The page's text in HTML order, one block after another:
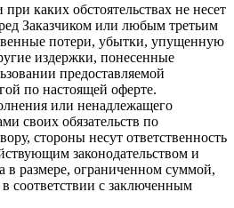
каких обстоятельствах не несет
Заказчиком или любым третьим
потери, убытки, упущенную
издержки, понесенные
предоставляемой
по настоящей оферте.
или ненадлежащего
своих обязательств по
стороны несут ответственность
законодательством и
в размере, ограниченном суммой,
соответствии с заключенным